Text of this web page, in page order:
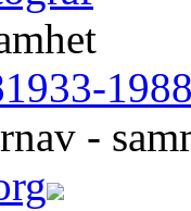
1933-
-